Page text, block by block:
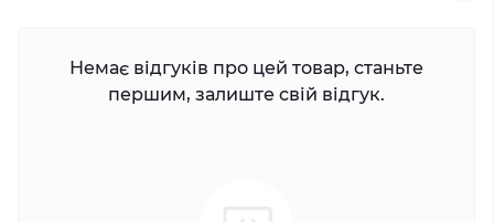
Немає відгуків про цей товар, станьте
першим, залиште свій відгук.